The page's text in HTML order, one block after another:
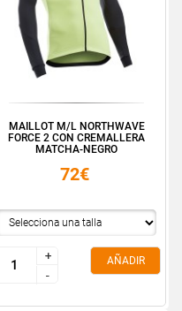
MAILLOT M/L NORTHWAVE
FORCE 2 CON CREMALLERA
MATCHA-NEGRO
72€
+
-
+
-
AÑADIR